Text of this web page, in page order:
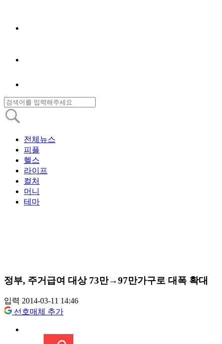
전체뉴스
피플
헬스
라이프
컬처
머니
테마
정부, 주거급여 대상 73만→97만가구로 대폭 확대
입력 2014-03-11 14:46
선호매체 추가